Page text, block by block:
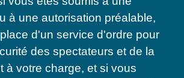
à une autorisation préalable,
d'un service d'ordre pour
des spectateurs et de la
à votre charge, et si vous